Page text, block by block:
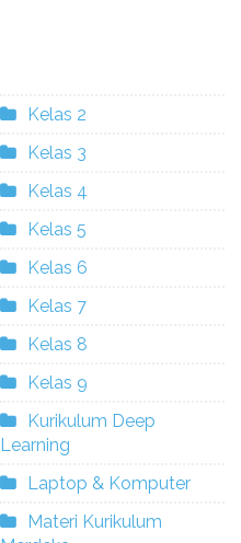
Kelas 2
Kelas 3
Kelas 4
Kelas 5
Kelas 6
Kelas 7
Kelas 8
Kelas 9
Kurikulum Deep
Learning
Laptop & Komputer
Materi Kurikulum